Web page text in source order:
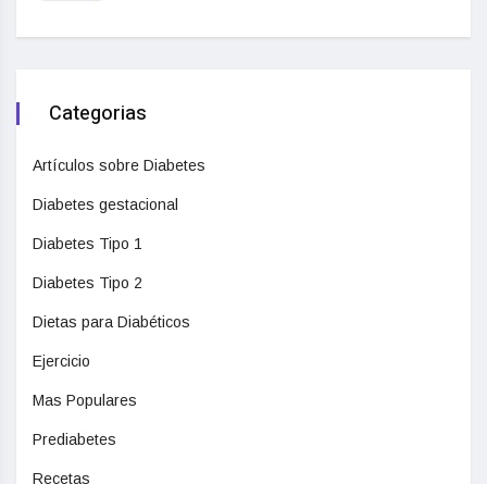
Categorias
Artículos sobre Diabetes
Diabetes gestacional
Diabetes Tipo 1
Diabetes Tipo 2
Dietas para Diabéticos
Ejercicio
Mas Populares
Prediabetes
Recetas